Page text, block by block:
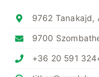
9762 Tanakajd,
9700
+36 20 591